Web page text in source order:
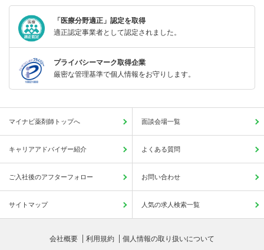
「医療分野適正」認定を取得
適正認定事業者として認定されました。
プライバシーマーク取得企業
厳密な管理基準で個人情報をお守りします。
マイナビ薬剤師トップへ 面談会場一覧
キャリアアドバイザー紹介 よくある質問
ご入社後のアフターフォロー お問い合わせ
サイトマップ 人気の求人検索一覧
会社概要 利用規約 個人情報の取り扱いについて